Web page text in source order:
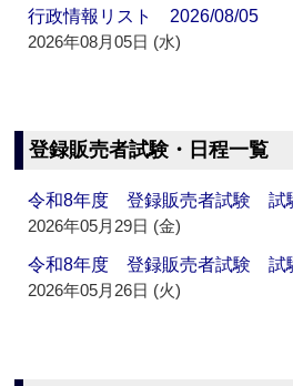
行政情報リスト 2026/08/05
2026年08月05日 (水)
登録販売者試験・日程一覧
令和8年度 登録販売者試験 試
2026年05月29日 (金)
令和8年度 登録販売者試験 試
2026年05月26日 (火)